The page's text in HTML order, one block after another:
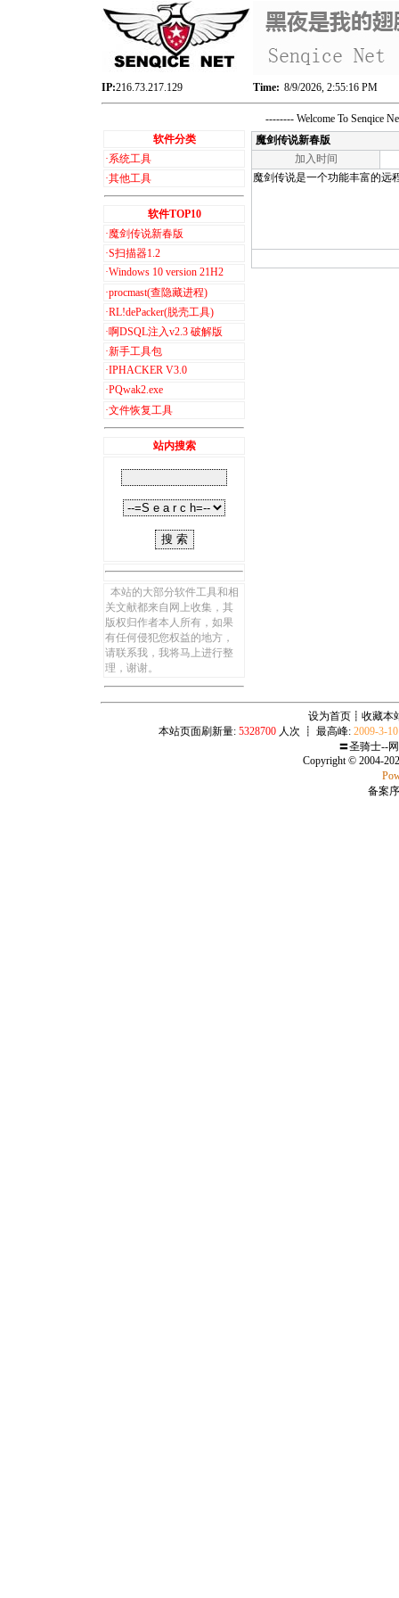
IP:216.73.217.129 Time: 8/9/2026, 2:55:16 PM
-------- Welcome To Senqice
软件分类
·系统工具
·其他工具
软件TOP10
·魔剑传说新春版
·S扫描器1.2
·Windows 10 version 21H2
·procmast(查隐藏进程)
·RL!dePacker(脱壳工具)
·啊DSQL注入v2.3 破解版
·新手工具包
·IPHACKER V3.0
·PQwak2.exe
·文件恢复工具
站内搜索
本站的大部分软件工具和相
关文献都来自网上收集，其
版权归作者本人所有，如果
有任何侵犯您权益的地方，
请联系我，我将马上进行整
理，谢谢。
魔剑传说新春版
加入时间
魔剑传说是一个功能丰富的远
设为首页 ┋ 收藏本
本站页面刷新量: 5328700 人次 ┋ 最高峰: 2009-3-
〓圣骑士--
Copyright © 2004-
备案